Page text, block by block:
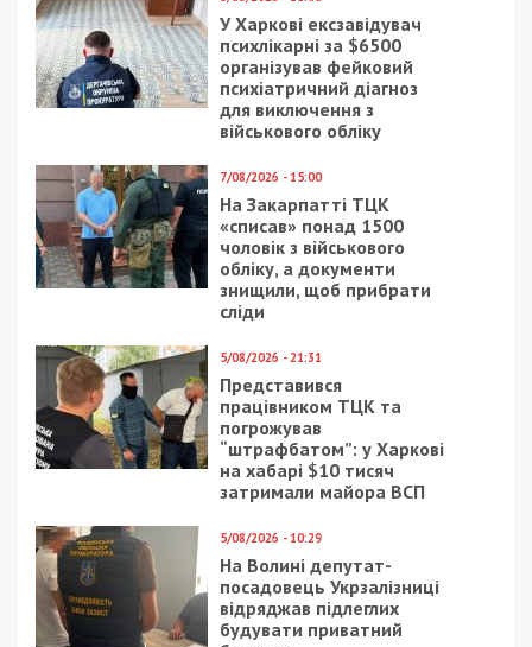
У Харкові ексзавідувач
психлікарні за $6500
організував фейковий
психіатричний діагноз
для виключення з
військового обліку
7/08/2026 - 15:00
На Закарпатті ТЦК
«списав» понад 1500
чоловік з військового
обліку, а документи
знищили, щоб прибрати
сліди
5/08/2026 - 21:31
Представився
працівником ТЦК та
погрожував
“штрафбатом”: у Харкові
на хабарі $10 тисяч
затримали майора ВСП
5/08/2026 - 10:29
На Волині депутат-
посадовець Укрзалізниці
відряджав підлеглих
будувати приватний